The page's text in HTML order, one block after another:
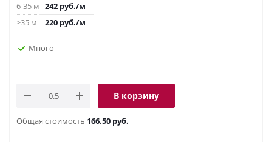
6-35 м 242 руб./м
>35 м
220 руб./м
Много
В корзину
Общая стоимость 166.50 руб.